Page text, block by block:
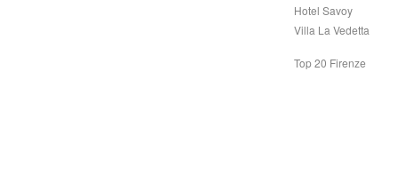
Hotel Savoy
Villa La Vedetta
Top 20 Firenze